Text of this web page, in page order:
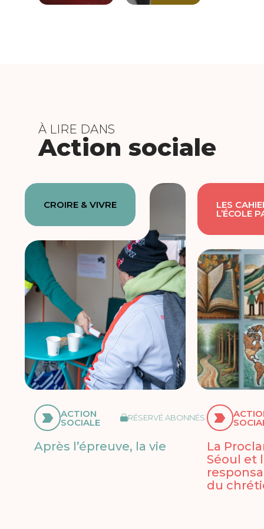
À LIRE DANS
Action sociale
CROIRE & VIVRE
ACTION
SOCIALE RÉSERVÉ ABONNÉS
Après l’épreuve, la vie
LES
L’ÉCOLE
La
Séoul et
du